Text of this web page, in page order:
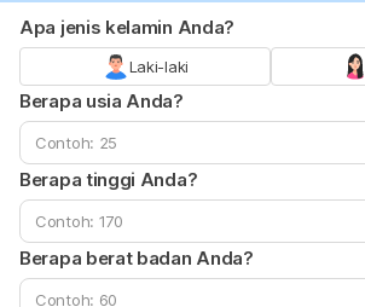
Apa jenis kelamin Anda?
Laki-laki
Berapa usia Anda?
Berapa tinggi Anda?
Berapa berat badan Anda?